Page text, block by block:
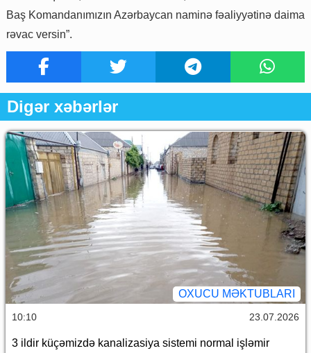
Baş Komandanımızın Azərbaycan naminə fəaliyyətinə daima
rəvac versin”.
Digər xəbərlər
OXUCU MƏKTUBLARI
10:10 23.07.2026
3 ildir küçəmizdə kanalizasiya sistemi normal işləmir